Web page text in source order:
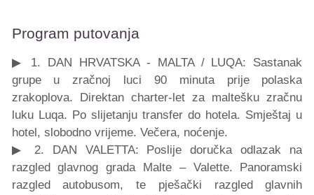
Program putovanja
▶ 1. DAN HRVATSKA - MALTA / LUQA: Sastanak
grupe u zračnoj luci 90 minuta prije polaska
zrakoplova. Direktan charter-let za maltešku zračnu
luku Luqa. Po slijetanju transfer do hotela. Smještaj u
hotel, slobodno vrijeme. Večera, noćenje.
▶ 2. DAN VALETTA: Poslije doručka odlazak na
razgled glavnog grada Malte – Valette. Panoramski
razgled autobusom, te pješački razgled glavnih